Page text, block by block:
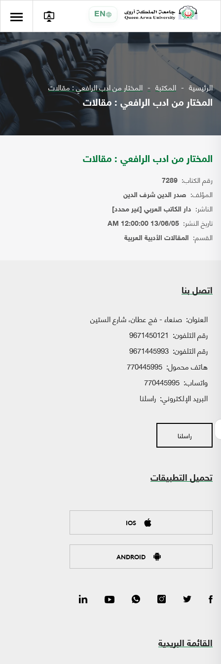
EN
الرئيسية المكتبة المختار من ادب الرافعي : مقالات
المختار من ادب الرافعي : مقالات
المختار من ادب الرافعي : مقالات
رقم الكتاب: 7289
المؤلف: صدر الدين شرف الدين
الناشر: دار الكاتب العربي [غير محدد]
تاريخ النشر: 13/06/05 12:00:00 AM
القسم: المقالات الأدبية العربية
اتصل بنا
العنوان: صنعاء - فج عطان، شارع الستين
رقم التلفون: 9671450121
رقم التلفون: 9671445993
هاتف محمول: 770445995
واتساب:
البريد الإلكتروني: راسلنا
راسلنا
تحميل التطبيقات
IOS
ANDROID
القائمة البريدية